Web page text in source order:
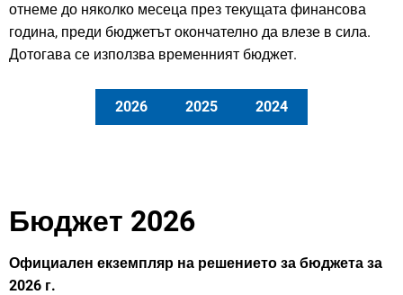
отнеме до няколко месеца през текущата финансова
година, преди бюджетът окончателно да влезе в сила.
Дотогава се използва временният бюджет.
2026 2025 2024
Бюджет 2026
Официален екземпляр на решението за бюджета за
2026 г.